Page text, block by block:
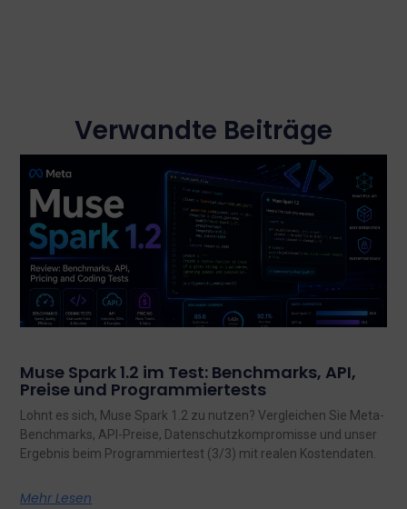
Verwandte Beiträge
Muse Spark 1.2 im Test: Benchmarks, API,
Preise und Programmiertests
Lohnt es sich, Muse Spark 1.2 zu nutzen? Vergleichen Sie Meta-
Benchmarks, API-Preise, Datenschutzkompromisse und unser
Ergebnis beim Programmiertest (3/3) mit realen Kostendaten.
Mehr Lesen